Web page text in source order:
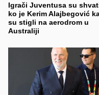
Igrači Juventusa su
ko je Kerim Alajbegović
su stigli na aerodrom u
Australiji